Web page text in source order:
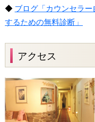
◆ ブログ「カウンセラ
するための無料診断」
アクセス